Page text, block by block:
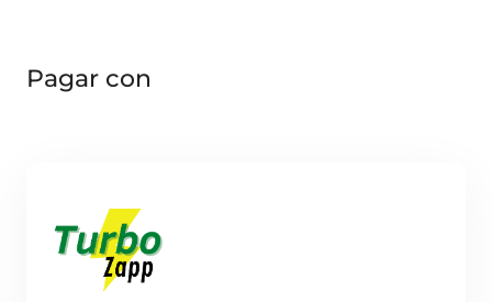
Pagar con